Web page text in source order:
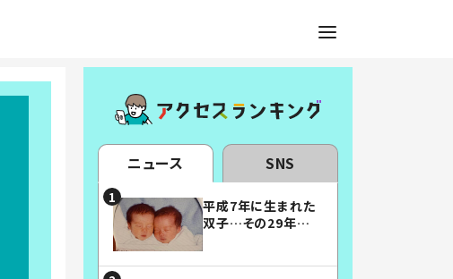
ニュース SNS
平成7年に生まれた
双子…その29年後